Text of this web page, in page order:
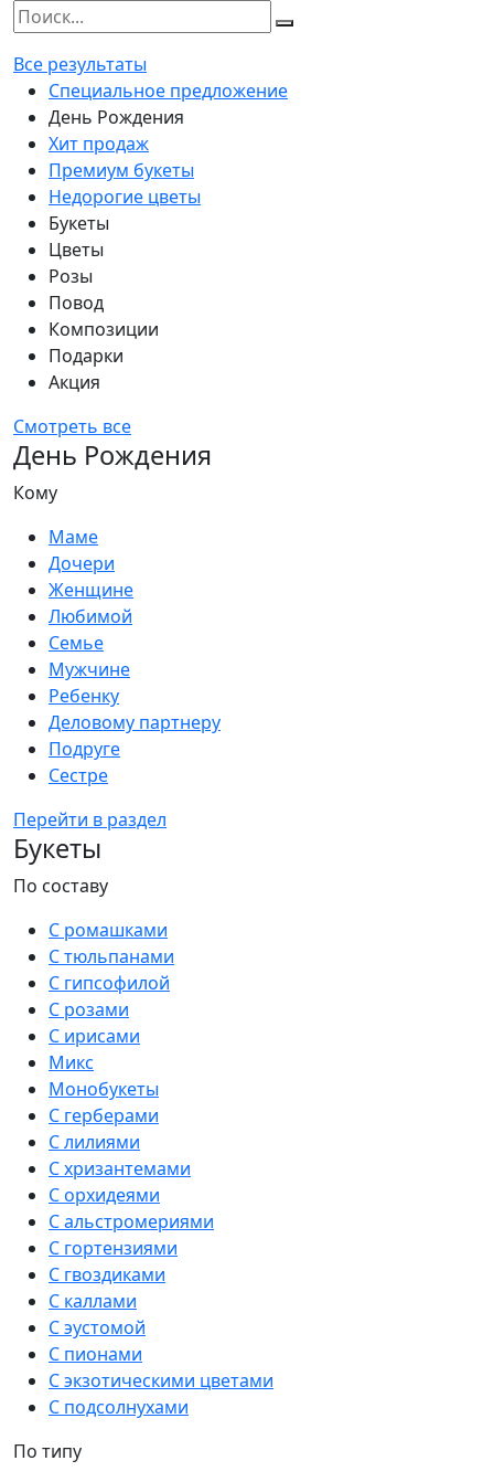
Все результаты
Специальное предложение
День Рождения
Хит продаж
Премиум букеты
Недорогие цветы
Букеты
Цветы
Розы
Повод
Композиции
Подарки
Акция
Смотреть все
День Рождения
Кому
Маме
Дочери
Женщине
Любимой
Семье
Мужчине
Ребенку
Деловому партнеру
Подруге
Сестре
Перейти в раздел
Букеты
По составу
С ромашками
С тюльпанами
С гипсофилой
С розами
С ирисами
Микс
Монобукеты
С герберами
С лилиями
С хризантемами
С орхидеями
С альстромериями
С гортензиями
С гвоздиками
С каллами
С эустомой
С пионами
С экзотическими цветами
С подсолнухами
По типу